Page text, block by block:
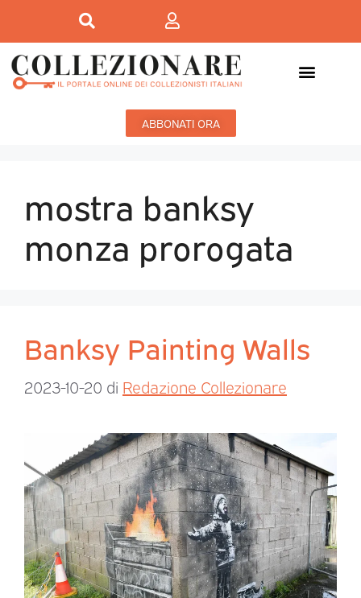
ABBONATI ORA
mostra banksy
monza prorogata
Banksy Painting Walls
2023-10-20 di Redazione Collezionare